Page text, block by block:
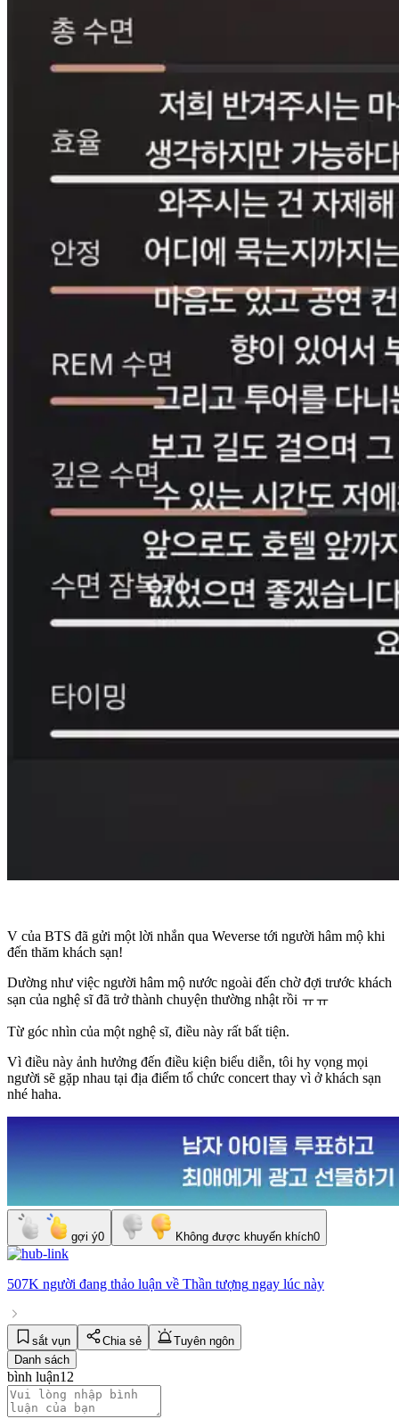
V của BTS đã gửi một lời nhắn qua Weverse tới người hâm mộ khi
đến thăm khách sạn!
Dường như việc người hâm mộ nước ngoài đến chờ đợi trước khách
sạn của nghệ sĩ đã trở thành chuyện thường nhật rồi ㅠㅠ
Từ góc nhìn của một nghệ sĩ, điều này rất bất tiện.
Vì điều này ảnh hưởng đến điều kiện biểu diễn, tôi hy vọng mọi
người sẽ gặp nhau tại địa điểm tổ chức concert thay vì ở khách sạn
nhé haha.
gợi ý0 Không được khuyến khích0
507K người đang thảo luận về Thần tượng ngay lúc này
sắt vụn Chia sẻ
Tuyên ngôn
Danh sách
bình luận12